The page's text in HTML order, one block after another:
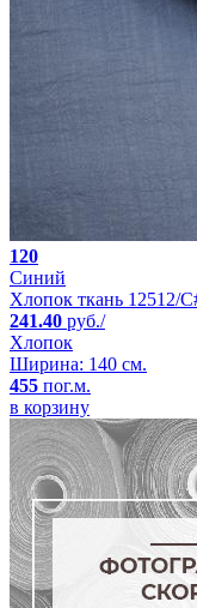
120
Синий
Хлопок ткань 12512/
241.40 руб./
Хлопок
Ширина: 140 см.
455 пог.м.
в корзину